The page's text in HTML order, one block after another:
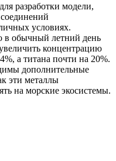
разработки модели,
условиях.
в обычный летний день
концентрацию
а титана почти на 20%.
дополнительные
эти металлы
на морские экосистемы.